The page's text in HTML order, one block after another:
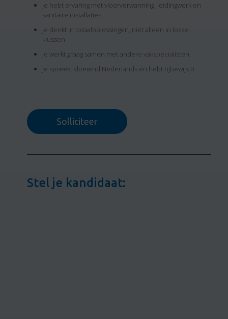
Je hebt ervaring met vloerverwarming, leidingwerk en
sanitaire installaties
Je denkt in totaaloplossingen, niet alleen in losse
klussen
Je werkt graag samen met andere vakspecialisten
Je spreekt vloeiend Nederlands en hebt rijbewijs B
Solliciteer
Stel je kandidaat: